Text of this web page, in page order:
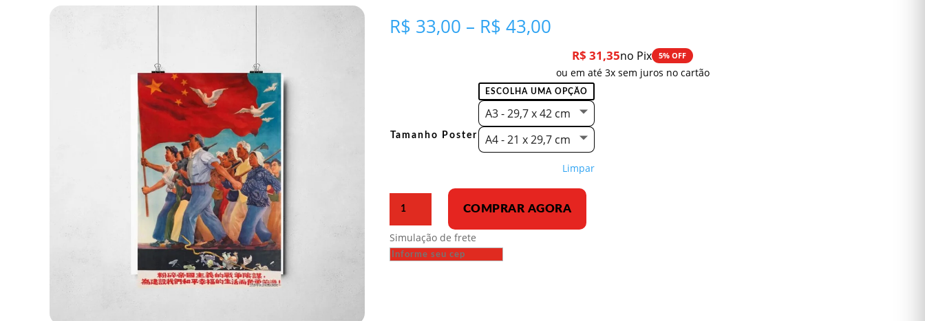
R$ 33,00 – R$ 43,00
preço:
R$ 33,00
através
R$ 43,00
R$ 31,35no Pix 5% OFF
ou em até 3x sem juros no cartão
Tamanho Poster
A3 - 29,7 x 42 cm
A4 - 21 x 29,7 cm
Limpar
a
conspiração
COMPRAR AGORA
Simulação de frete